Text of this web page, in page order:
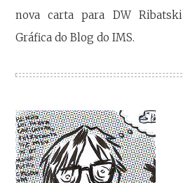
nova carta para DW
Gráfica do Blog do IMS.